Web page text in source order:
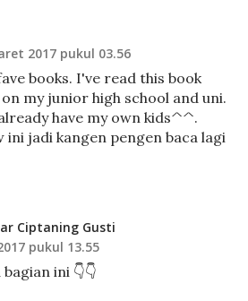
2017 pukul 03.56
books. I've read this book
my junior high school and uni.
have my own kids^^.
ini jadi kangen pengen baca lagi
Ciptaning Gusti
pukul 13.55
ini 👇👇